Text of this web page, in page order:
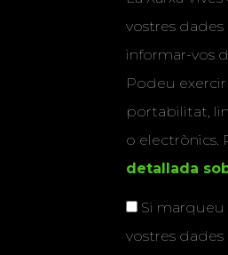
vostres
informar-vos
Podeu exercir
portabilitat,
o electrònics.
detallada
Si marqueu
vostres dades